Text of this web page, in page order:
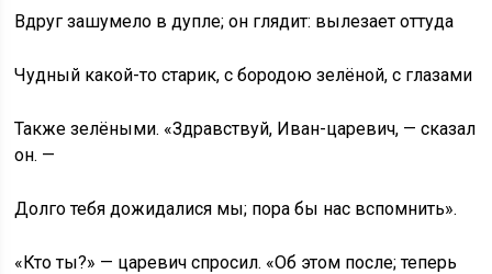
Вдруг зашумело в дупле; он глядит: вылезает оттуда
Чудный какой-то старик, с бородою зелёной, с глазами
Также зелёными. «Здравствуй, Иван-царевич, — сказал
он. —
Долго тебя дожидалися мы; пора бы нас вспомнить».
«Кто ты?» — царевич спросил. «Об этом после; теперь